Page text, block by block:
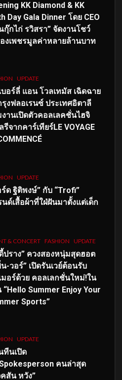
KK Diamond & KK
Day Gala Dinner โดย CEO
กุ๊กไก่ รวิสรา” จัดงานโชว์
องเพชรมูลค่าหลายล้านบาท
UPDATE
บอร์ลี่ แอน โวลเทมัส เฉิดฉาย
งฟลอเรนซ์ ประเทศอิตาลี
งานเปิดตัวคอลเลคชั่นไฮจิ
รีจากคาร์เทียร์LE VOYAGE
UPDATE
ร์ด ฐิติพงษ์” กับ “Trofi”
นด์เสื้อผ้าที่ใฝ่ฝันมาตั้งแต่เด็ก
& CONCERT FASHION UPDATE
ดี้ปราง” ควงสองหนุ่มสุดฮอต
-วอร์” เปิดรันเวย์ต้อนรับ
มอร์ด้วย คอลเลกชั่นใหม่!ใน
“Hello Summer Enjoy Your
Sports”
UPDATE
ทีนเปิด
คนล่าสุด
สัน หวัง”